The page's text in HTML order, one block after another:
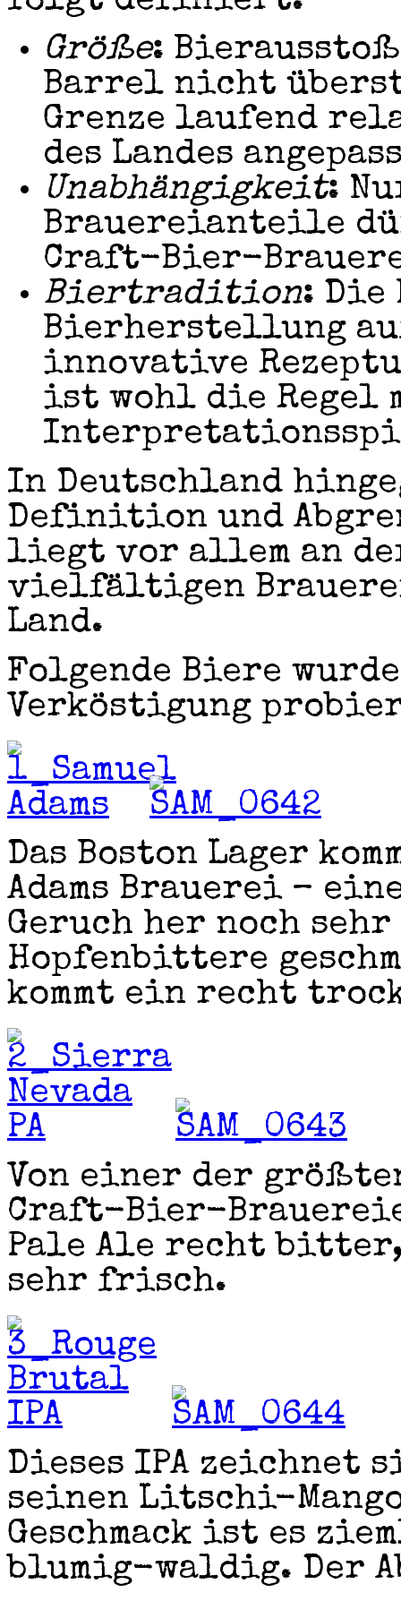
Größe:
Barrel nicht
Grenze laufend
des Landes
Unabhängigkeit:
Brauereianteile
Craft-Bier-
Biertradition: Die
Bierherstellung
innovative
ist wohl die Regel
In Deutschland
Definition und
liegt vor allem an
vielfältigen
Land.
Folgende Biere
Verköstigung
Das Boston Lager
Adams Brauerei –
Geruch her noch
Hopfenbittere
kommt ein recht
Von einer der
Craft-Bier-
Pale Ale recht
sehr frisch.
Dieses IPA zeichnet
seinen Litschi-
Geschmack ist es
blumig-waldig. Der